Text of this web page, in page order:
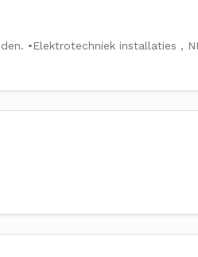
•Elektrotechniek installaties ,